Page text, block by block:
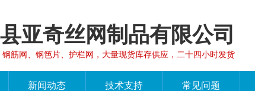
亚奇丝网制品有限公司
筋网、钢笆片、护栏网，大量现货库存供应，二十四小时发货
新闻动态 技术支持 常见问题